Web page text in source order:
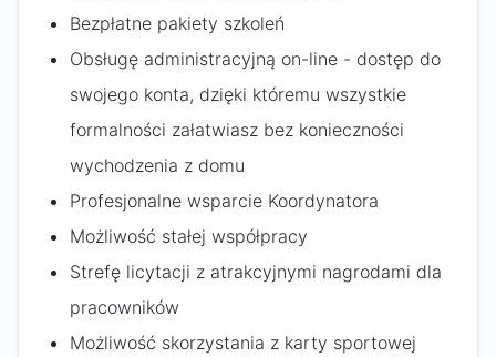
Bezpłatne pakiety szkoleń
Obsługę administracyjną on-line - dostęp do
swojego konta, dzięki któremu wszystkie
formalności załatwiasz bez konieczności
wychodzenia z domu
Profesjonalne wsparcie Koordynatora
Możliwość stałej współpracy
Strefę licytacji z atrakcyjnymi nagrodami dla
pracowników
Możliwość skorzystania z karty sportowej